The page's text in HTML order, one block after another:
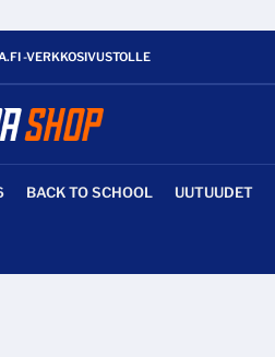
-VERKKOSIVUSTOLLE
BACK TO SCHOOL UUTUUDET